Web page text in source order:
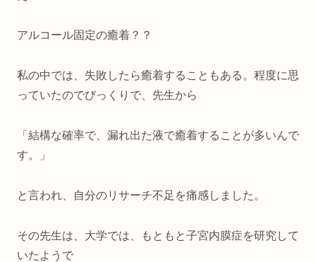
アルコール固定の癒着？？
私の中では、失敗したら癒着することもある。程度に思
っていたのでびっくりで、先生から
「結構な確率で、漏れ出た液で癒着することが多いんで
す。」
と言われ、自分のリサーチ不足を痛感しました。
その先生は、大学では、もともと子宮内膜症を研究して
いたようで